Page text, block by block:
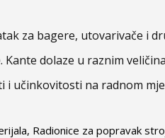
za bagere, utovarivače i
dolaze u raznim
učinkovitosti na radnom
Radionice za popravak